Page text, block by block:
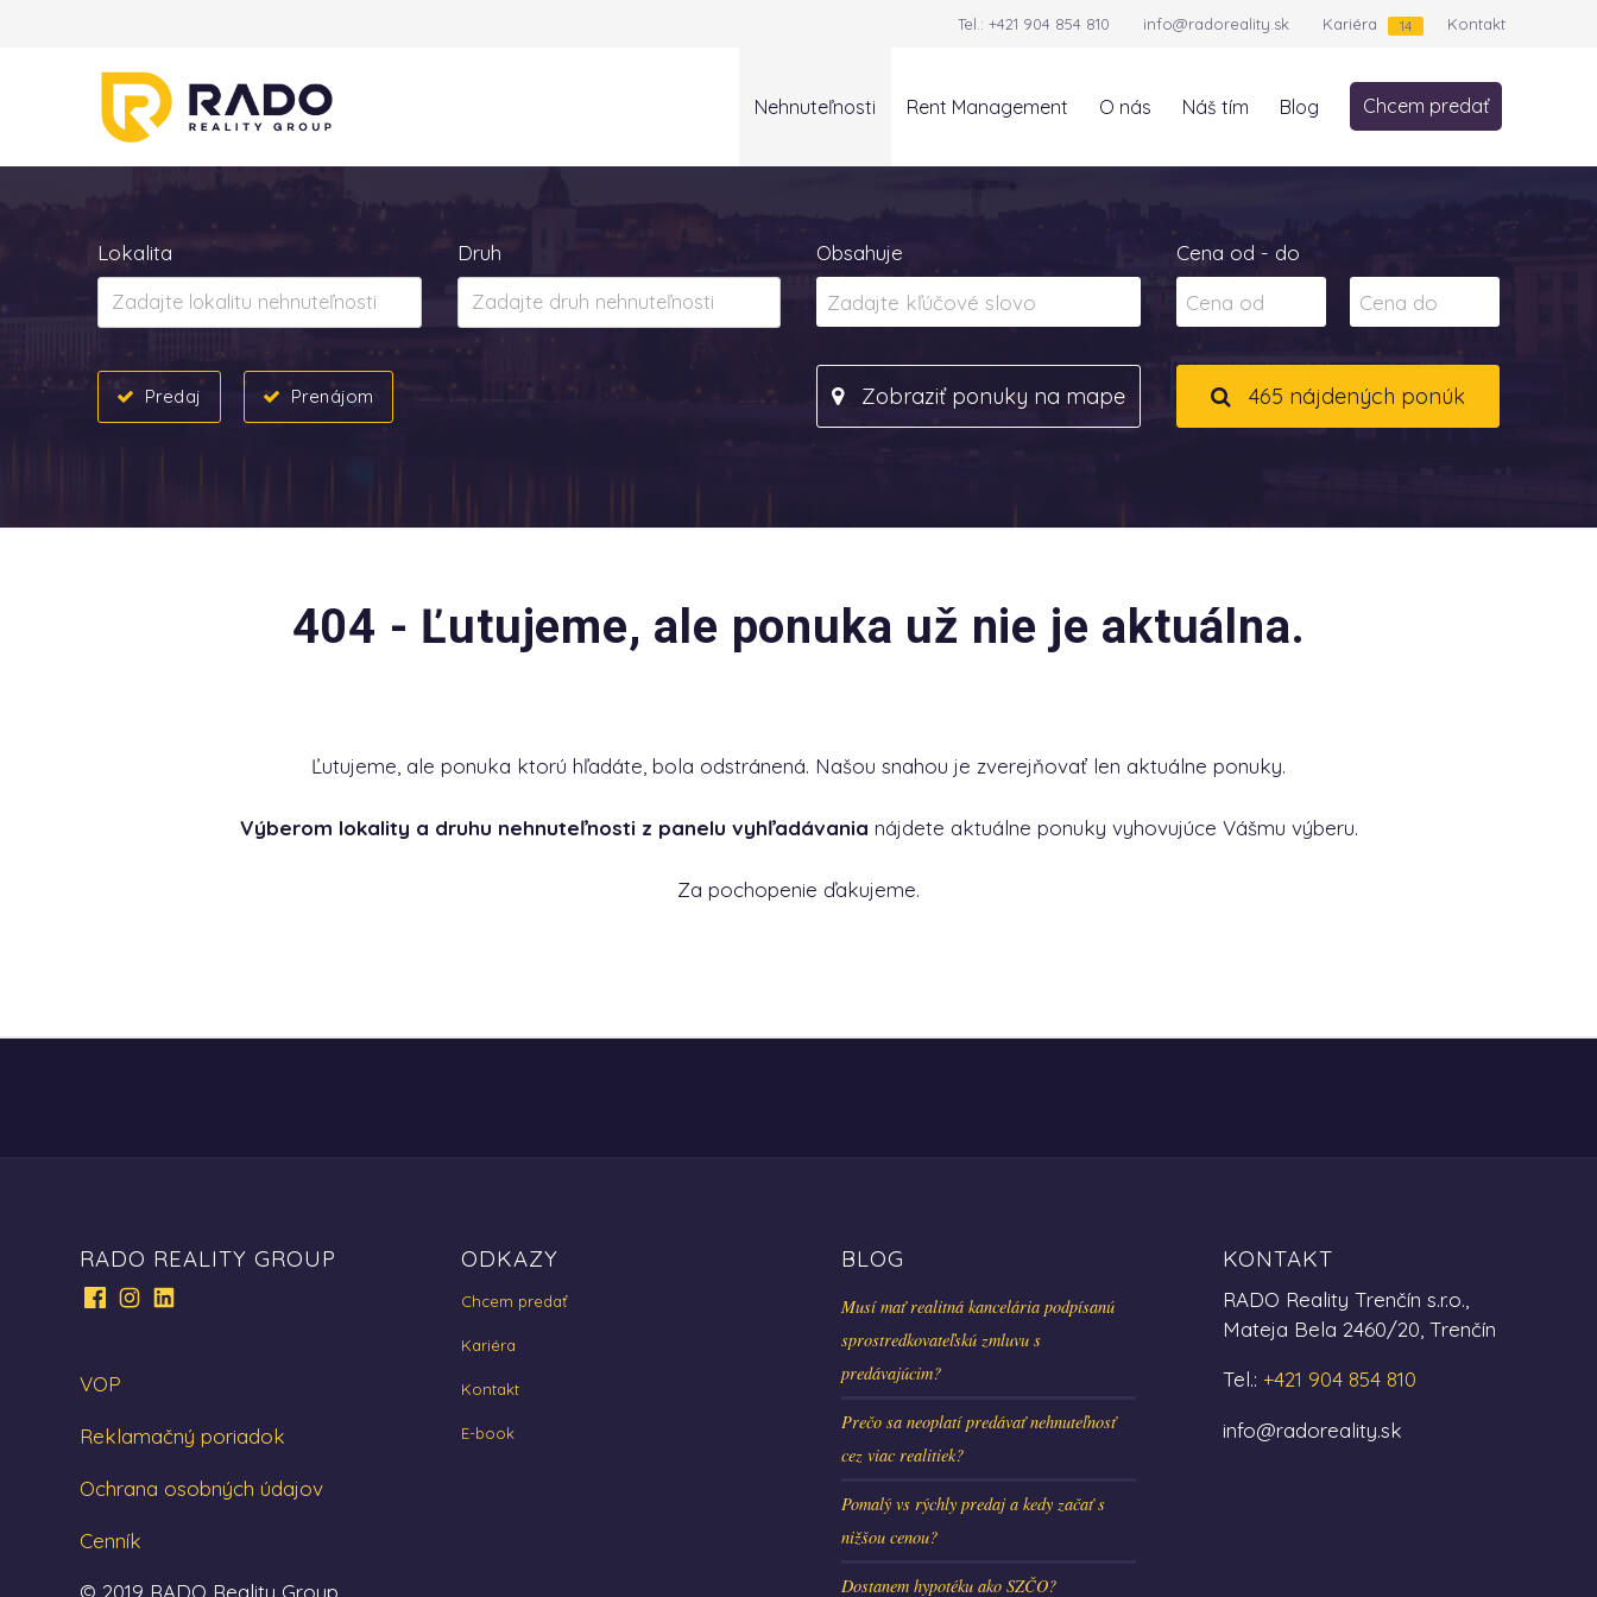
Tel.: +421 904 854 810 info@radoreality.sk Kariéra 14 Kontakt
Nehnuteľnosti Rent Management O nás Náš tím Blog Chcem predať
Lokalita Druh Obsahuje Cena od - do
Predaj Prenájom Zobraziť ponuky na mape 465 nájdených ponúk
404 - Ľutujeme, ale ponuka už nie je aktuálna.
Ľutujeme, ale ponuka ktorú hľadáte, bola odstránená. Našou snahou je zverejňovať len aktuálne ponuky.
Výberom lokality a druhu nehnuteľnosti z panelu vyhľadávania nájdete aktuálne ponuky vyhovujúce Vášmu výberu.
Za pochopenie ďakujeme.
RADO REALITY GROUP
VOP
Reklamačný poriadok
Ochrana osobných údajov
Cenník
© 2019 RADO Reality Group
ODKAZY
Chcem predať
Kariéra
Kontakt
E-book
BLOG
Musí mať realitná kancelária podpísanú
sprostredkovateľskú zmluvu s
predávajúcim?
Prečo sa neoplatí predávať nehnuteľnosť
cez viac realitiek?
Pomalý vs rýchly predaj a kedy začať s
nižšou cenou?
Dostanem hypotéku ako SZČO?
KONTAKT
RADO Reality Trenčín s.r.o.,
Mateja Bela 2460/20, Trenčín
Tel.: +421 904 854 810
info@radoreality.sk